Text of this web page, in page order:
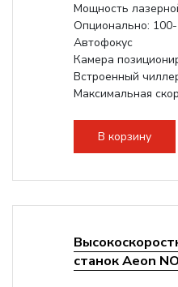
Мощность
Опционально:
Автофокус
Камера
Встроенный
Максимальная
140мм,
В корзину
станок Aeon